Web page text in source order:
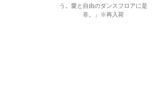
う。愛と自由のダンスフロアに是
非。」※再入荷